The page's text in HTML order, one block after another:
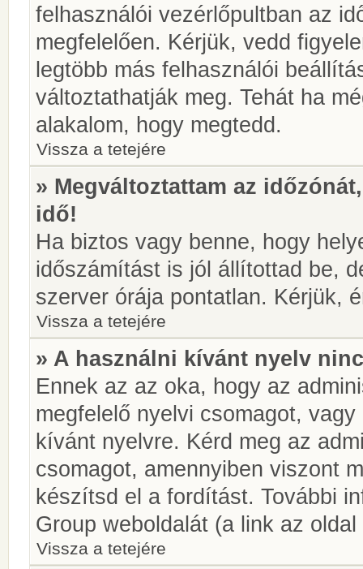
felhasználói vezérlőpultban az
megfelelően. Kérjük, vedd
legtöbb más felhasználói
változtathatják meg. Tehát ha
alakalom, hogy megtedd.
Vissza a tetejére
» Megváltoztattam az
idő!
Ha biztos vagy benne, hogy
időszámítást is jól állítottad be,
szerver órája pontatlan. Kérjük,
Vissza a tetejére
» A használni kívánt nyelv
Ennek az az oka, hogy az
megfelelő nyelvi csomagot,
kívánt nyelvre. Kérd meg az
csomagot, amennyiben viszont
készítsd el a fordítást. További
Group weboldalát (a link az
Vissza a tetejére